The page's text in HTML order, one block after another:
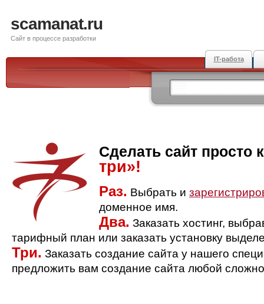
scamanat.ru
Сайт в процессе разработки
IT-работа
Сделать сайт просто
три»!
Раз. Выбрать и
доменное имя.
Два. Заказать хостинг,
тарифный план или заказать установку
Три. Заказать создание сайта у нашего
предложить вам создание сайта любой